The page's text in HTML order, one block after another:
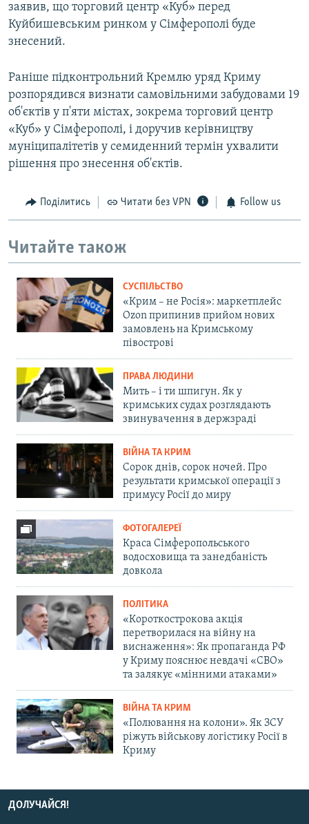
заявив, що торговий центр «Куб» перед
Куйбишевським ринком у Сімферополі буде
знесений.
Раніше підконтрольний Кремлю уряд Криму
розпорядився визнати самовільними забудовами 19
об'єктів у п'яти містах, зокрема торговий центр
«Куб» у Сімферополі, і доручив керівництву
муніципалітетів у семиденний термін ухвалити
рішення про знесення об'єктів.
Поділитись Читати без VPN Follow us
Читайте також
СУСПІЛЬСТВО
«Крим – не Росія»: маркетплейс
Ozon припинив прийом нових
замовлень на Кримському
півострові
ПРАВА ЛЮДИНИ
Мить – і ти шпигун. Як у
кримських судах розглядають
звинувачення в держзраді
ВІЙНА ТА КРИМ
Сорок днів, сорок ночей. Про
результати кримської операції з
примусу Росії до миру
ФОТОГАЛЕРЕЇ
Краса Сімферопольського
водосховища та занедбаність
довкола
ПОЛІТИКА
«Короткострокова акція
перетворилася на війну на
виснаження»: Як пропаганда РФ
у Криму пояснює невдачі «СВО»
та залякує «мінними атаками»
ВІЙНА ТА КРИМ
«Полювання на колони». Як ЗСУ
ріжуть військову логістику Росії в
Криму
ДОЛУЧАЙСЯ!